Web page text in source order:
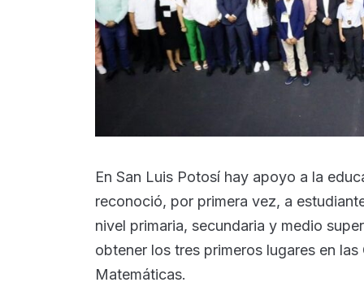
En San Luis Potosí hay apoyo a la
reconoció, por primera vez, a
nivel primaria, secundaria y medio
obtener los tres primeros lugares en
Matemáticas.